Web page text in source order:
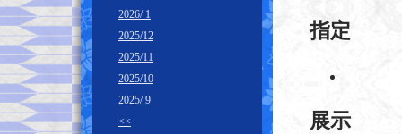
2026/ 1
2025/12
2025/11
2025/10
2025/ 9
<<
指定
展示